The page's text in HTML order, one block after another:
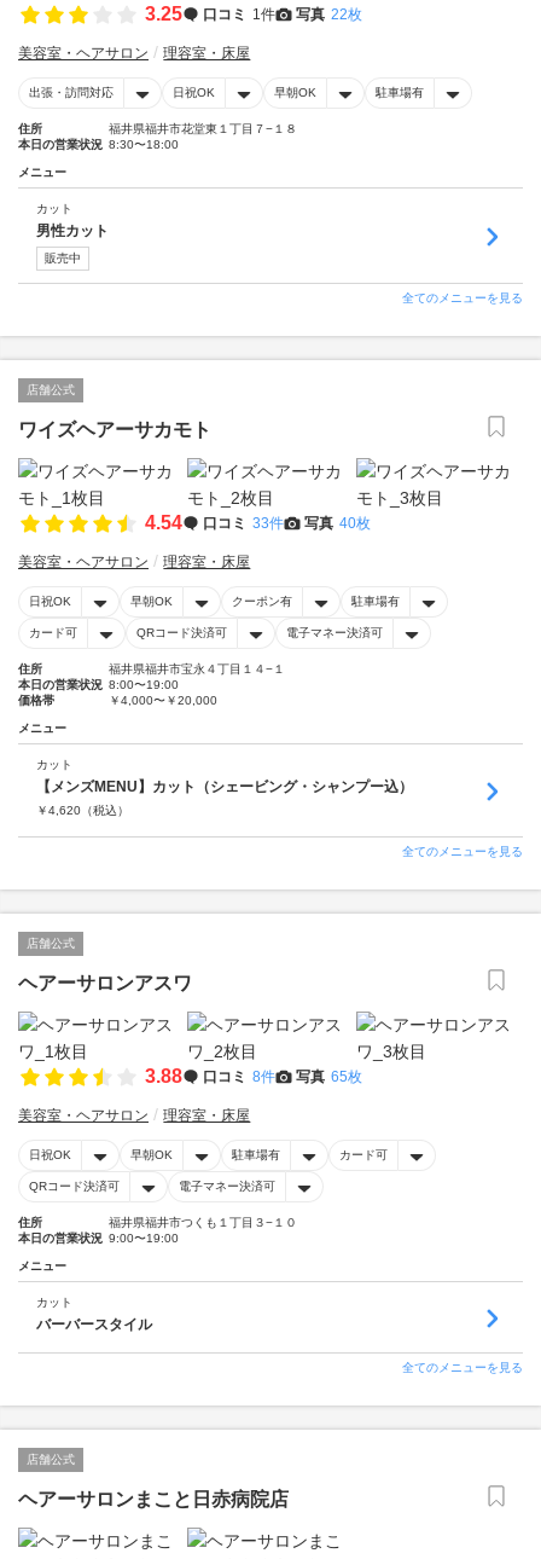
3.25 口コミ 1件 写真 22枚
美容室・ヘアサロン 理容室・床屋
出張・訪問対応 日祝OK 早朝OK 駐車場有
住所
福井県福井市花堂東１丁目７−１８
本日の営業状況 8:30〜18:00
メニュー
カット
男性カット
販売中
全てのメニューを見る
店舗公式
ワイズヘアーサカモト
4.54 口コミ 33件 写真 40枚
美容室・ヘアサロン 理容室・床屋
日祝OK 早朝OK クーポン有 駐車場有
カード可 QRコード決済可 電子マネー決済可
住所
福井県福井市宝永４丁目１４−１
本日の営業状況 8:00〜19:00
価格帯
￥4,000〜￥20,000
メニュー
カット
【メンズMENU】カット（シェービング・シャンプー込）
￥4,620 （税込）
全てのメニューを見る
店舗公式
ヘアーサロンアスワ
3.88 口コミ 8件 写真 65枚
美容室・ヘアサロン 理容室・床屋
日祝OK 早朝OK 駐車場有 カード可
QRコード決済可 電子マネー決済可
住所
福井県福井市つくも１丁目３−１０
本日の営業状況 9:00〜19:00
メニュー
カット
バーバースタイル
全てのメニューを見る
店舗公式
ヘアーサロンまこと日赤病院店